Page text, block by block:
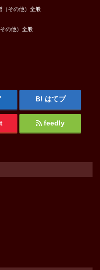
（その他）全般
の他）全般
はてブ
feedly